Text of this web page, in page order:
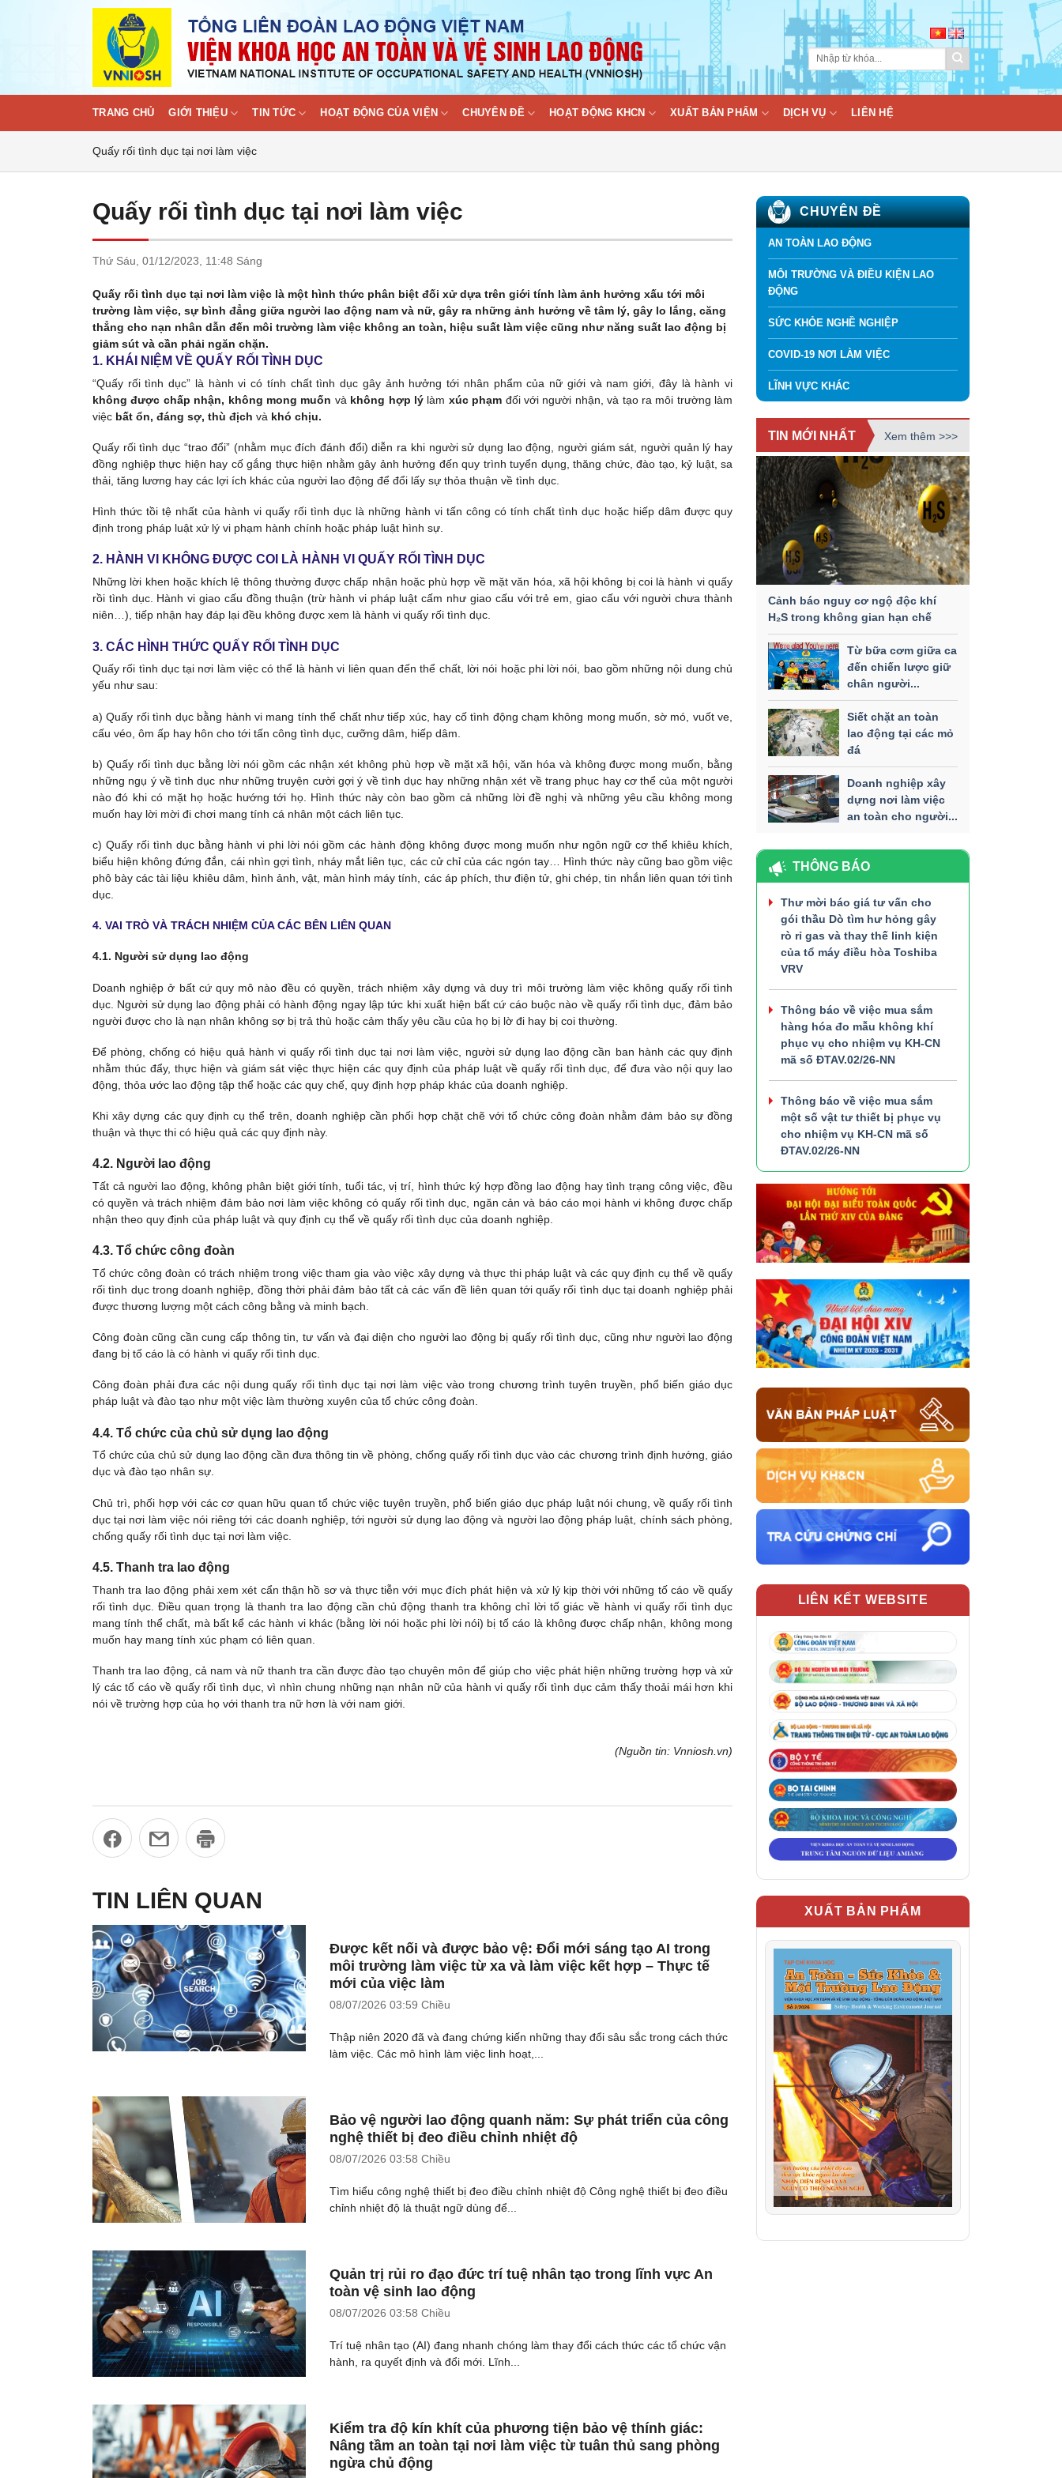
TRANG CHỦ GIỚI THIỆU TIN TỨC HOẠT ĐỘNG CỦA VIỆN CHUYÊN ĐỀ HOẠT ĐỘNG KHCN XUẤT BẢN PHẨM DỊCH VỤ LIÊN HỆ
Quấy rối tình dục tại nơi làm việc
Quấy rối tình dục tại nơi làm việc
Thứ Sáu, 01/12/2023, 11:48 Sáng
Quấy rối tình dục tại nơi làm việc là một hình thức phân biệt đối xử dựa trên giới tính làm ảnh hưởng xấu tới môi
trường làm việc, sự bình đẳng giữa người lao động nam và nữ, gây ra những ảnh hưởng về tâm lý, gây lo lắng, căng
thẳng cho nạn nhân dẫn đến môi trường làm việc không an toàn, hiệu suất làm việc cũng như năng suất lao động bị
giảm sút và cần phải ngăn chặn.
1. KHÁI NIỆM VỀ QUẤY RỐI TÌNH DỤC
“Quấy rối tình dục” là hành vi có tính chất tình dục gây ảnh hưởng tới nhân phẩm của nữ giới và nam giới, đây là hành vi
không được chấp nhận, không mong muốn và không hợp lý làm xúc phạm đối với người nhận, và tạo ra môi trường làm
việc bất ổn, đáng sợ, thù địch và khó chịu.
Quấy rối tình dục “trao đổi” (nhằm mục đích đánh đổi) diễn ra khi người sử dụng lao động, người giám sát, người quản lý hay
đồng nghiệp thực hiện hay cố gắng thực hiện nhằm gây ảnh hưởng đến quy trình tuyển dụng, thăng chức, đào tạo, kỷ luật, sa
thải, tăng lương hay các lợi ích khác của người lao động để đổi lấy sự thỏa thuận về tình dục.
Hình thức tồi tệ nhất của hành vi quấy rối tình dục là những hành vi tấn công có tính chất tình dục hoặc hiếp dâm được quy
định trong pháp luật xử lý vi phạm hành chính hoặc pháp luật hình sự.
2. HÀNH VI KHÔNG ĐƯỢC COI LÀ HÀNH VI QUẤY RỐI TÌNH DỤC
Những lời khen hoặc khích lệ thông thường được chấp nhận hoặc phù hợp về mặt văn hóa, xã hội không bị coi là hành vi quấy
rồi tình dục. Hành vi giao cấu đồng thuận (trừ hành vi pháp luật cấm như giao cấu với trẻ em, giao cấu với người chưa thành
niên…), tiếp nhận hay đáp lại đều không được xem là hành vi quấy rối tình dục.
3. CÁC HÌNH THỨC QUẤY RỐI TÌNH DỤC
Quấy rối tình dục tại nơi làm việc có thể là hành vi liên quan đến thể chất, lời nói hoặc phi lời nói, bao gồm những nội dung chủ
yếu như sau:
a) Quấy rối tình dục bằng hành vi mang tính thể chất như tiếp xúc, hay cố tình động chạm không mong muốn, sờ mó, vuốt ve,
cấu véo, ôm ấp hay hôn cho tới tấn công tình dục, cưỡng dâm, hiếp dâm.
b) Quấy rối tình dục bằng lời nói gồm các nhận xét không phù hợp về mặt xã hội, văn hóa và không được mong muốn, bằng
những ngụ ý về tình dục như những truyện cười gợi ý về tình dục hay những nhận xét về trang phục hay cơ thể của một người
nào đó khi có mặt họ hoặc hướng tới họ. Hình thức này còn bao gồm cả những lời đề nghị và những yêu cầu không mong
muốn hay lời mời đi chơi mang tính cá nhân một cách liên tục.
c) Quấy rối tình dục bằng hành vi phi lời nói gồm các hành động không được mong muốn như ngôn ngữ cơ thể khiêu khích,
biểu hiện không đứng đắn, cái nhìn gợi tình, nháy mắt liên tục, các cử chỉ của các ngón tay… Hình thức này cũng bao gồm việc
phô bày các tài liệu khiêu dâm, hình ảnh, vật, màn hình máy tính, các áp phích, thư điện tử, ghi chép, tin nhắn liên quan tới tình
dục.
4. VAI TRÒ VÀ TRÁCH NHIỆM CỦA CÁC BÊN LIÊN QUAN
4.1. Người sử dụng lao động
Doanh nghiệp ở bất cứ quy mô nào đều có quyền, trách nhiệm xây dựng và duy trì môi trường làm việc không quấy rối tình
dục. Người sử dụng lao động phải có hành động ngay lập tức khi xuất hiện bất cứ cáo buộc nào về quấy rối tình dục, đảm bảo
người được cho là nạn nhân không sợ bị trả thù hoặc cảm thấy yêu cầu của họ bị lờ đi hay bị coi thường.
Để phòng, chống có hiệu quả hành vi quấy rối tình dục tại nơi làm việc, người sử dụng lao động cần ban hành các quy định
nhằm thúc đẩy, thực hiện và giám sát việc thực hiện các quy định của pháp luật về quấy rối tình dục, để đưa vào nội quy lao
động, thỏa ước lao động tập thể hoặc các quy chế, quy định hợp pháp khác của doanh nghiệp.
Khi xây dựng các quy định cụ thể trên, doanh nghiệp cần phối hợp chặt chẽ với tổ chức công đoàn nhằm đảm bảo sự đồng
thuận và thực thi có hiệu quả các quy định này.
4.2. Người lao động
Tất cả người lao động, không phân biệt giới tính, tuổi tác, vị trí, hình thức ký hợp đồng lao động hay tình trạng công việc, đều
có quyền và trách nhiệm đảm bảo nơi làm việc không có quấy rối tình dục, ngăn cản và báo cáo mọi hành vi không được chấp
nhận theo quy định của pháp luật và quy định cụ thể về quấy rối tình dục của doanh nghiệp.
4.3. Tổ chức công đoàn
Tổ chức công đoàn có trách nhiệm trong việc tham gia vào việc xây dựng và thực thi pháp luật và các quy định cụ thể về quấy
rối tình dục trong doanh nghiệp, đồng thời phải đảm bảo tất cả các vấn đề liên quan tới quấy rối tình dục tại doanh nghiệp phải
được thương lượng một cách công bằng và minh bạch.
Công đoàn cũng cần cung cấp thông tin, tư vấn và đại diện cho người lao động bị quấy rối tình dục, cũng như người lao động
đang bị tố cáo là có hành vi quấy rối tình dục.
Công đoàn phải đưa các nội dung quấy rối tình dục tại nơi làm việc vào trong chương trình tuyên truyền, phổ biến giáo dục
pháp luật và đào tạo như một việc làm thường xuyên của tổ chức công đoàn.
4.4. Tổ chức của chủ sử dụng lao động
Tổ chức của chủ sử dụng lao động cần đưa thông tin về phòng, chống quấy rối tình dục vào các chương trình định hướng, giáo
dục và đào tạo nhân sự.
Chủ trì, phối hợp với các cơ quan hữu quan tổ chức việc tuyên truyền, phổ biến giáo dục pháp luật nói chung, về quấy rối tình
dục tại nơi làm việc nói riêng tới các doanh nghiệp, tới người sử dụng lao động và người lao động pháp luật, chính sách phòng,
chống quấy rối tình dục tại nơi làm việc.
4.5. Thanh tra lao động
Thanh tra lao động phải xem xét cẩn thận hồ sơ và thực tiễn với mục đích phát hiện và xử lý kịp thời với những tố cáo về quấy
rối tình dục. Điều quan trọng là thanh tra lao động cần chủ động thanh tra không chỉ lời tố giác về hành vi quấy rối tình dục
mang tính thể chất, mà bất kể các hành vi khác (bằng lời nói hoặc phi lời nói) bị tố cáo là không được chấp nhận, không mong
muốn hay mang tính xúc phạm có liên quan.
Thanh tra lao động, cả nam và nữ thanh tra cần được đào tạo chuyên môn để giúp cho việc phát hiện những trường hợp và xử
lý các tố cáo về quấy rối tình dục, vì nhìn chung những nạn nhân nữ của hành vi quấy rối tình dục cảm thấy thoải mái hơn khi
nói về trường hợp của họ với thanh tra nữ hơn là với nam giới.
(Nguồn tin: Vnniosh.vn)
TIN LIÊN QUAN
Được kết nối và được bảo vệ: Đổi mới sáng tạo AI trong
môi trường làm việc từ xa và làm việc kết hợp – Thực tế
mới của việc làm
08/07/2026 03:59 Chiều
Thập niên 2020 đã và đang chứng kiến những thay đổi sâu sắc trong cách thức
làm việc. Các mô hình làm việc linh hoạt,...
Bảo vệ người lao động quanh năm: Sự phát triển của công
nghệ thiết bị đeo điều chỉnh nhiệt độ
08/07/2026 03:58 Chiều
Tìm hiểu công nghệ thiết bị đeo điều chỉnh nhiệt độ Công nghệ thiết bị đeo điều
chỉnh nhiệt độ là thuật ngữ dùng để...
Quản trị rủi ro đạo đức trí tuệ nhân tạo trong lĩnh vực An
toàn vệ sinh lao động
08/07/2026 03:58 Chiều
Trí tuệ nhân tạo (AI) đang nhanh chóng làm thay đổi cách thức các tổ chức vận
hành, ra quyết định và đổi mới. Lĩnh...
Kiểm tra độ kín khít của phương tiện bảo vệ thính giác:
Nâng tầm an toàn tại nơi làm việc từ tuân thủ sang phòng
ngừa chủ động
CHUYÊN ĐỀ
AN TOÀN LAO ĐỘNG
MÔI TRƯỜNG VÀ ĐIỀU KIỆN LAO
ĐỘNG
SỨC KHỎE NGHỀ NGHIỆP
COVID-19 NƠI LÀM VIỆC
LĨNH VỰC KHÁC
TIN MỚI NHẤT Xem thêm >>>
Cảnh báo nguy cơ ngộ độc khí
H₂S trong không gian hạn chế
Từ bữa cơm giữa ca
đến chiến lược giữ
chân người...
Siết chặt an toàn
lao động tại các mỏ
đá
Doanh nghiệp xây
dựng nơi làm việc
an toàn cho người...
THÔNG BÁO
Thư mời báo giá tư vấn cho
gói thầu Dò tìm hư hỏng gây
rò rỉ gas và thay thế linh kiện
của tổ máy điều hòa Toshiba
VRV
Thông báo về việc mua sắm
hàng hóa đo mẫu không khí
phục vụ cho nhiệm vụ KH-CN
mã số ĐTAV.02/26-NN
Thông báo về việc mua sắm
một số vật tư thiết bị phục vụ
cho nhiệm vụ KH-CN mã số
ĐTAV.02/26-NN
LIÊN KẾT WEBSITE
XUẤT BẢN PHẨM